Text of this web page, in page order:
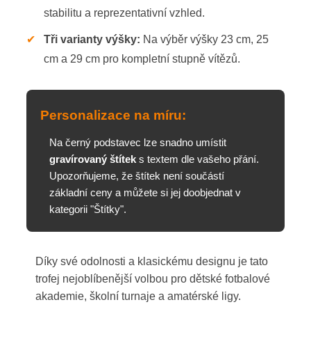
stabilitu a reprezentativní vzhled.
✔ Tři varianty výšky: Na výběr výšky 23 cm, 25
cm a 29 cm pro kompletní stupně vítězů.
Personalizace na míru:
Na černý podstavec lze snadno umístit
gravírovaný štíteks textem dle vašeho přání.
Upozorňujeme, že štítek není součástí
základní ceny a můžete si jej doobjednat v
kategorii "Štítky".
Díky své odolnosti a klasickému designu je tato
trofej nejoblíbenější volbou pro dětské fotbalové
akademie, školní turnaje a amatérské ligy.